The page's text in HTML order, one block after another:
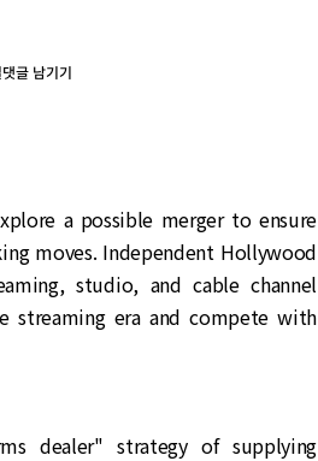
댓글 남기기
a possible merger to ensure
moves. Independent Hollywood
studio, and cable channel
streaming era and compete with
dealer" strategy of supplying